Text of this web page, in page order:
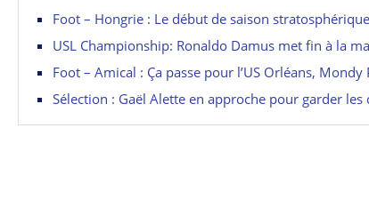
Foot – Hongrie : Le début de saison
USL Championship: Ronaldo Damus met fin à la
Foot – Amical : Ça passe pour l’US Orléans,
Sélection : Gaël Alette en approche pour garder les